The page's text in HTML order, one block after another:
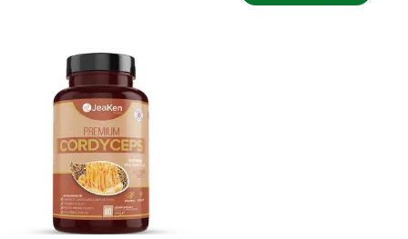
Original
price
was:
£24.95.£22.46.